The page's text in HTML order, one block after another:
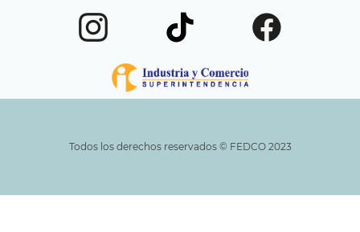
Todos los derechos reservados ©️ FEDCO 2023